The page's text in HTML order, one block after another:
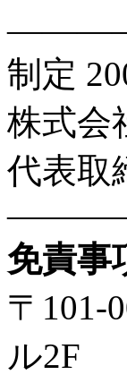
制定
株式会
代表
免責事
〒
ル2F